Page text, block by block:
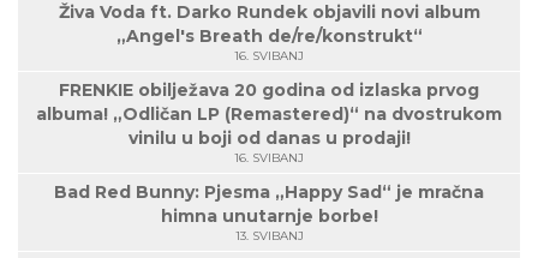
Živa Voda ft. Darko Rundek objavili novi album
„Angel's Breath de/re/konstrukt“
16. SVIBANJ
FRENKIE obilježava 20 godina od izlaska prvog
albuma! „Odličan LP (Remastered)“ na dvostrukom
vinilu u boji od danas u prodaji!
16. SVIBANJ
Bad Red Bunny: Pjesma „Happy Sad“ je mračna
himna unutarnje borbe!
13. SVIBANJ